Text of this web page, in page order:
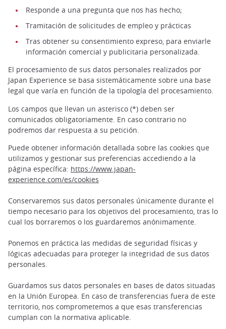
Responde a una pregunta que nos has hecho;
Tramitación de solicitudes de empleo y prácticas
Tras obtener su consentimiento expreso, para enviarle
información comercial y publicitaria personalizada.
El procesamiento de sus datos personales realizados por
Japan Experience se basa sistemáticamente sobre una base
legal que varía en función de la tipología del procesamiento.
Los campos que llevan un asterisco (*) deben ser
comunicados obligatoriamente. En caso contrario no
podremos dar respuesta a su petición.
Puede obtener información detallada sobre las cookies que
utilizamos y gestionar sus preferencias accediendo a la
página específica: https://www.japan-
experience.com/es/cookies
Conservaremos sus datos personales únicamente durante el
tiempo necesario para los objetivos del procesamiento, tras lo
cual los borraremos o los guardaremos anónimamente.
Ponemos en práctica las medidas de seguridad físicas y
lógicas adecuadas para proteger la integridad de sus datos
personales.
Guardamos sus datos personales en bases de datos situadas
en la Unión Europea. En caso de transferencias fuera de este
territorio, nos comprometemos a que esas transferencias
cumplan con la normativa aplicable.